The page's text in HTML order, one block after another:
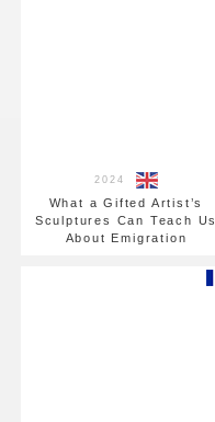
2024
What a Gifted Artist’s
Sculptures Can Teach Us
About Emigration